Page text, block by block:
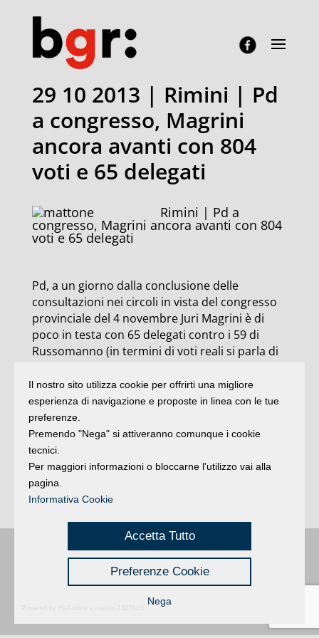
29 10 2013 | Rimini | Pd
a congresso, Magrini
ancora avanti con 804
voti e 65 delegati
Rimini | Pd a
congresso, Magrini ancora avanti con 804
voti e 65 delegati
Pd, a un giorno dalla conclusione delle
consultazioni nei circoli in vista del congresso
provinciale del 4 novembre Juri Magrini è di
poco in testa con 65 delegati contro i 59 di
Russomanno (in termini di voti reali si parla di
storico (25 a 17 per Magrini), Coriano (14 a 11
per Russomanno), San Vito (25 a 12 per
Russomanno), Poggio Berni-Torriana (21 a 18
per Magrini), Morciano (17 a 1 per Magrini).
Oggi ultime consultazioni a Montecolombo e
Montescudo, Verucchio, Sant’Agata Feltria,
Misano (Centro, Cella, Villaggio Argentina ) e
Gemmano.
Buongiorno:Riminié una testata registrata presso il Tribunale di Rimini
registrazione n. 2 /28/02/2012| © 2024 buongiornoRimini
Privacy | Credits
Il nostro sito utilizza cookie per offrirti una migliore
esperienza di navigazione e proposte in linea con le tue
preferenze.
Premendo "Nega" si attiveranno comunque i cookie
tecnici.
Per maggiori informazioni o bloccarne l'utilizzo vai alla
pagina.
Informativa Cookie
Accetta Tutto
Preferenze Cookie
Nega